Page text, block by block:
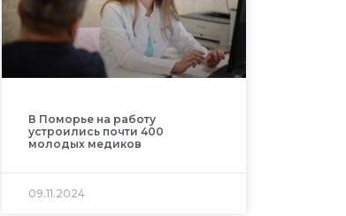
В Поморье на работу
устроились почти 400
молодых медиков
09.11.2024